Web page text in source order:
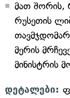
მათ შორის,
რუსეთის
მერის
მინისტრის
დეტალები: